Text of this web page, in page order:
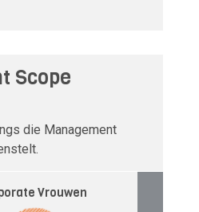
Scope
die Management
Vrouwen